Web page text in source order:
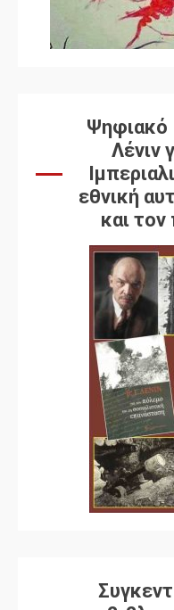
Ψηφιακό
Λένιν
εθνική
και